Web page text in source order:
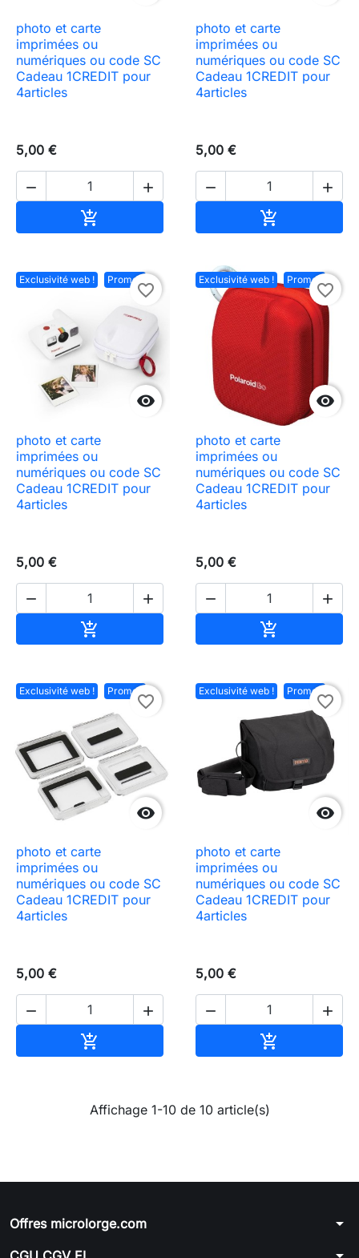
photo et carte
imprimées ou
numériques ou code SC
Cadeau 1CREDIT pour
4articles
5,00 €
 

photo et carte
imprimées ou
numériques ou code SC
Cadeau 1CREDIT pour
4articles
5,00 €
 

Exclusivité web ! Promo !

favorite_border
photo et carte
imprimées ou
numériques ou code SC
Cadeau 1CREDIT pour
4articles
5,00 €
 

Exclusivité web ! Promo !

favorite_border
photo et carte
imprimées ou
numériques ou code SC
Cadeau 1CREDIT pour
4articles
5,00 €
 

Exclusivité web ! Promo !

favorite_border
photo et carte
imprimées ou
numériques ou code SC
Cadeau 1CREDIT pour
4articles
5,00 €
 

Exclusivité web ! Promo !

favorite_border
photo et carte
imprimées ou
numériques ou code SC
Cadeau 1CREDIT pour
4articles
5,00 €
 

Affichage 1-10 de 10 article(s)
Offres microlorge.com arrow_drop_down